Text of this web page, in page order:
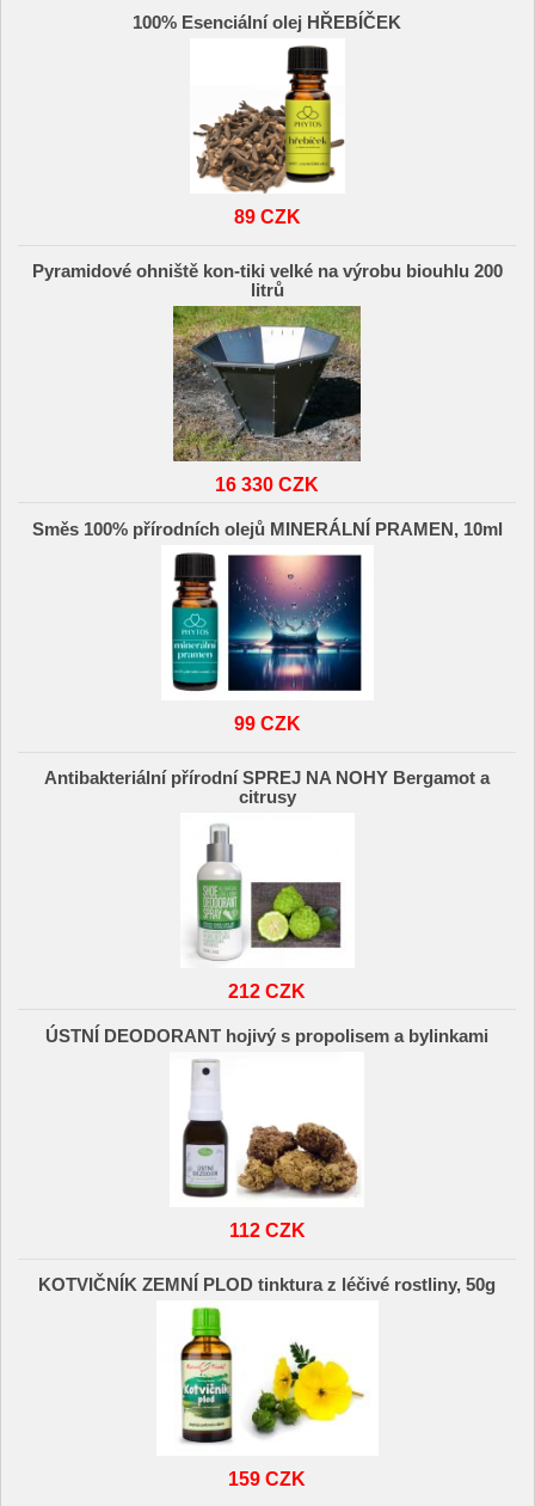
100% Esenciální olej HŘEBÍČEK
89 CZK
Pyramidové ohniště kon-tiki velké na výrobu biouhlu 200
litrů
16 330 CZK
Směs 100% přírodních olejů MINERÁLNÍ PRAMEN, 10ml
99 CZK
Antibakteriální přírodní SPREJ NA NOHY Bergamot a
citrusy
212 CZK
ÚSTNÍ DEODORANT hojivý s propolisem a bylinkami
112 CZK
KOTVIČNÍK ZEMNÍ PLOD tinktura z léčivé rostliny, 50g
159 CZK